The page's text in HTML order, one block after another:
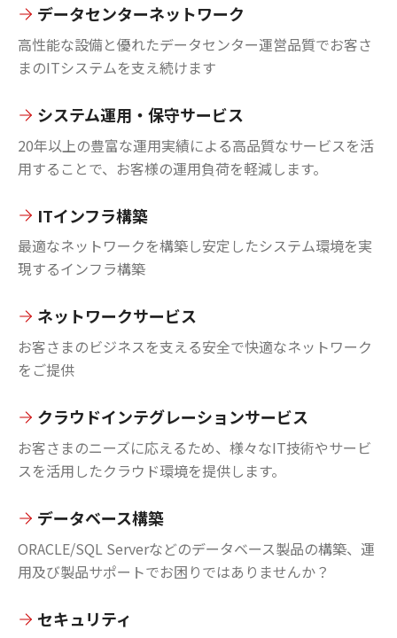
データセンターネットワーク
高性能な設備と優れたデータセンター運営品質でお客さ
まのITシステムを支え続けます
システム運用・保守サービス
20年以上の豊富な運用実績による高品質なサービスを活
用することで、お客様の運用負荷を軽減します。
ITインフラ構築
最適なネットワークを構築し安定したシステム環境を実
現するインフラ構築
ネットワークサービス
お客さまのビジネスを支える安全で快適なネットワーク
をご提供
クラウドインテグレーションサービス
お客さまのニーズに応えるため、様々なIT技術やサービ
スを活用したクラウド環境を提供します。
データベース構築
ORACLE/SQL Serverなどのデータベース製品の構築、運
用及び製品サポートでお困りではありませんか？
セキュリティ